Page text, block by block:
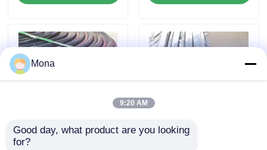
Bize ulaşın
Haberler
Seramik aşınma astarı
Alümina Seramik Astar
Aşınmaya Dayanıklı
Mona
9:20 AM
Good day, what product are you looking
for?